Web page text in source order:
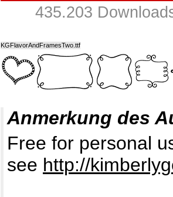
435.203
KGFlavorAndFramesTwo.ttf
Anmerkung des
Free for personal
see http://